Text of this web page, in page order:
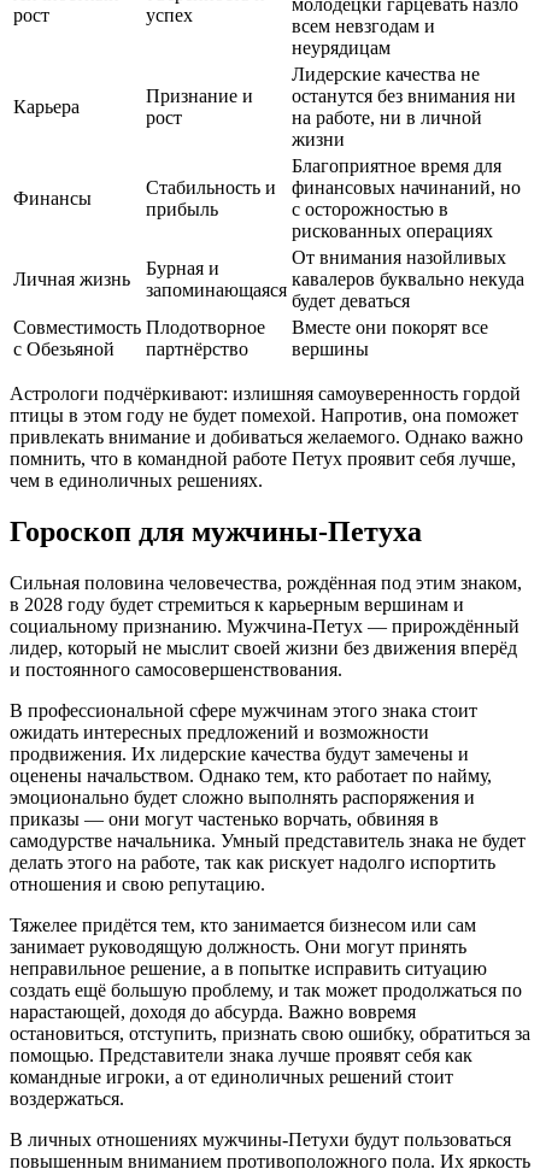
рост
успех
всем невзгодам и
неурядицам
Карьера
Признание и
рост
Лидерские качества не
останутся без внимания ни
на работе, ни в личной
жизни
Финансы
Стабильность и
прибыль
Благоприятное время для
финансовых начинаний, но
с осторожностью в
рискованных операциях
Личная жизнь
Бурная и
запоминающаяся
От внимания назойливых
кавалеров буквально некуда
будет деваться
Совместимость
с Обезьяной
Плодотворное
партнёрство
Вместе они покорят все
вершины
Астрологи подчёркивают: излишняя самоуверенность гордой
птицы в этом году не будет помехой. Напротив, она поможет
привлекать внимание и добиваться желаемого. Однако важно
помнить, что в командной работе Петух проявит себя лучше,
чем в единоличных решениях.
Гороскоп для мужчины-Петуха
Сильная половина человечества, рождённая под этим знаком,
в 2028 году будет стремиться к карьерным вершинам и
социальному признанию. Мужчина-Петух — прирождённый
лидер, который не мыслит своей жизни без движения вперёд
и постоянного самосовершенствования.
В профессиональной сфере мужчинам этого знака стоит
ожидать интересных предложений и возможности
продвижения. Их лидерские качества будут замечены и
оценены начальством. Однако тем, кто работает по найму,
эмоционально будет сложно выполнять распоряжения и
приказы — они могут частенько ворчать, обвиняя в
самодурстве начальника. Умный представитель знака не будет
делать этого на работе, так как рискует надолго испортить
отношения и свою репутацию.
Тяжелее придётся тем, кто занимается бизнесом или сам
занимает руководящую должность. Они могут принять
неправильное решение, а в попытке исправить ситуацию
создать ещё большую проблему, и так может продолжаться по
нарастающей, доходя до абсурда. Важно вовремя
остановиться, отступить, признать свою ошибку, обратиться за
помощью. Представители знака лучше проявят себя как
командные игроки, а от единоличных решений стоит
воздержаться.
В личных отношениях мужчины-Петухи будут пользоваться
повышенным вниманием противоположного пола. Их яркость